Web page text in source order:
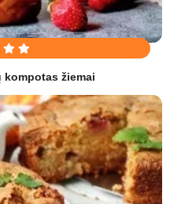
kompotas žiemai